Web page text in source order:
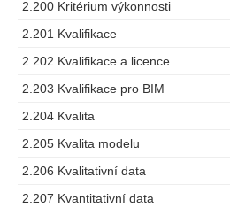
2.200 Kritérium výkonnosti
2.201 Kvalifikace
2.202 Kvalifikace a licence
2.203 Kvalifikace pro BIM
2.204 Kvalita
2.205 Kvalita modelu
2.206 Kvalitativní data
2.207 Kvantitativní data